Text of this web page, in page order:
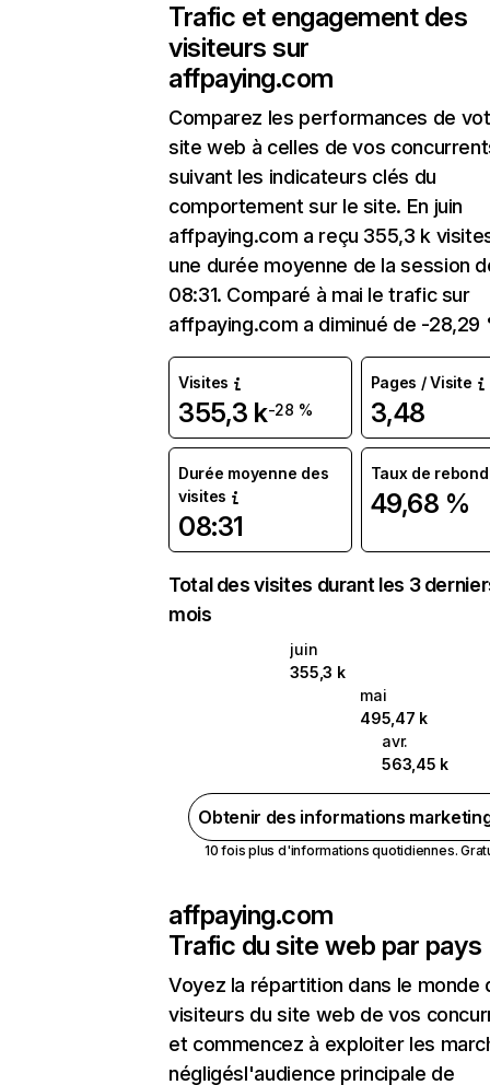
Trafic et engagement des
visiteurs sur
affpaying.com
Comparez les performances de
site web à celles de vos
suivant les indicateurs clés du
comportement sur le site. En juin
affpaying.com a reçu 355,3 k
une durée moyenne de la session
08:31. Comparé à mai le trafic sur
affpaying.com a diminué de -28,29
Visites
355,3 k-28 %
Pages / Visite
3,48
Durée moyenne des
visites
08:31
Taux de rebond
49,68 %
Total des visites durant les 3
mois
juin
355,3 k
mai
495,47 k
avr.
563,45 k
Obtenir des informations
10 fois plus d'informations quotidiennes.
affpaying.com
Trafic du site web par pays
Voyez la répartition dans le monde
visiteurs du site web de vos
et commencez à exploiter les
négligésl'audience principale de